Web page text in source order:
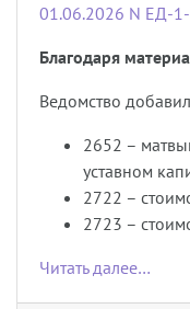
01.06.2026 N ЕД-
Благодаря
Ведомство
2652 –
уставном
2722 –
2723 –
Читать далее…